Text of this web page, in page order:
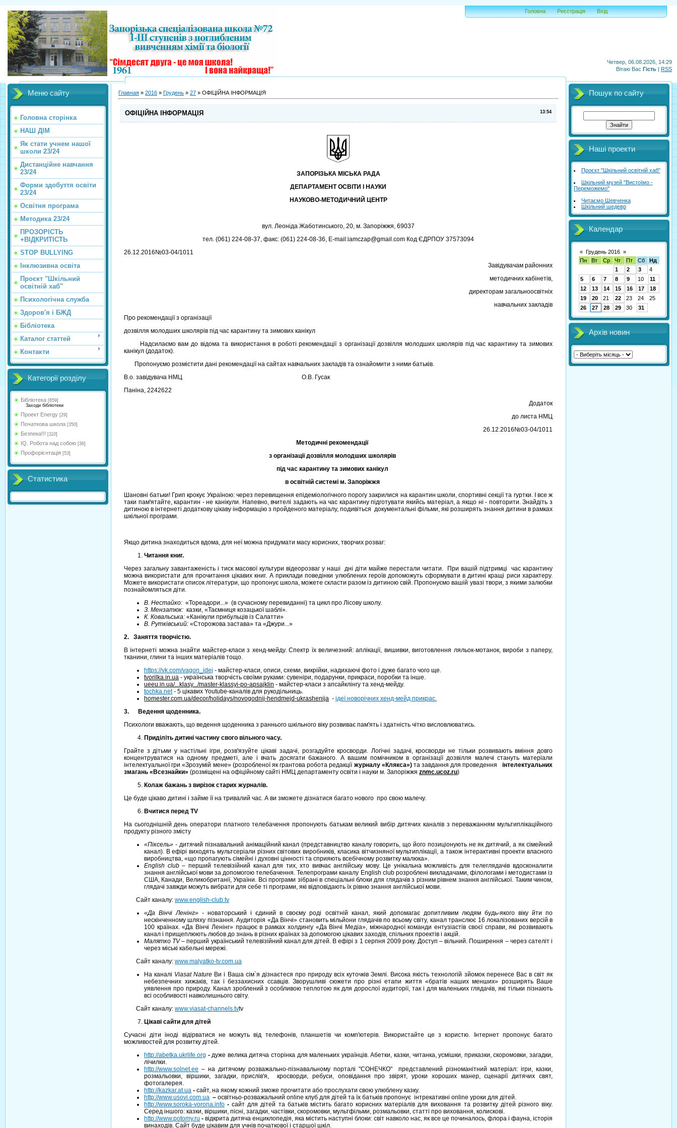
Четвер, 06.08.2026, 14:29
Вітаю Вас Гість | RSS
Головна Реєстрація Вхід
Меню сайту
Головна сторінка
НАШ ДІМ
Як стати учнем нашої
школи 23/24
Дистанційне навчання
23/24
Форми здобуття освіти
23/24
Освітня програма
Методика 23/24
ПРОЗОРІСТЬ
+ВІДКРИТІСТЬ
STOP BULLYING
Інклюзивна освіта
Проєкт "Шкільний
освітній хаб"
Психологічна служба
Здоров'я і БЖД
Бібліотека
Каталог статтей
Контакти
Категорії розділу
Бібліотека [659]
Заходи бібліотеки
Проект Energy [29]
Початкова школа [350]
Безпека!!! [110]
IQ. Робота над собою [36]
Профорієнтація [53]
Статистика
Главная » 2016 » Грудень » 27 » ОФІЦІЙНА ІНФОРМАЦІЯ
13:54
ОФІЦІЙНА ІНФОРМАЦІЯ
ЗАПОРІЗЬКА МІСЬКА РАДА
ДЕПАРТАМЕНТ ОСВІТИ І НАУКИ
НАУКОВО-МЕТОДИЧНИЙ ЦЕНТР
вул. Леоніда Жаботинського, 20, м. Запоріжжя, 69037
тел. (061) 224-08-37, факс: (061) 224-08-36, E-mail:iamczap@gmail.com Код ЄДРПОУ 37573094
26.12.2016№03-04/1011
Завідувачам районних
методичних кабінетів,
директорам загальноосвітніх
навчальних закладів
Про рекомендації з організації
дозвілля молодших школярів під час карантину та зимових канікул
Надсилаємо вам до відома та використання в роботі рекомендації з організації дозвілля молодших школярів під час карантину та зимових
канікул (додаток).
Пропонуємо розмістити дані рекомендації на сайтах навчальних закладів та ознайомити з ними батьків.
В.о. завідувача НМЦ О.В. Гусак
Паніна, 2242622
Додаток
до листа НМЦ
26.12.2016№03-04/1011
Методичні рекомендації
з організації дозвілля молодших школярів
під час карантину та зимових канікул
в освітній системі м. Запоріжжя
Шановні батьки! Грип крокує Україною: через перевищення епідеміологічного порогу закрилися на карантин школи, спортивні секції та гуртки. І все ж
таки памꞌятайте, карантин - не канікули. Напевно, вчителі задають на час карантину підготувати якийсь матеріал, а якщо ні - повторити. Знайдіть з
дитиною в інтернеті додаткову цікаву інформацію з пройденого матеріалу, подивіться документальні фільми, які розширять знання дитини в рамках
шкільної програми.
Якщо дитина знаходиться вдома, для неї можна придумати масу корисних, творчих розваг:
Читання книг.
Через загальну завантаженість і тиск масової культури відеорозваг у наші дні діти майже перестали читати. При вашій підтримці час карантину
можна використати для прочитання цікавих книг. А приклади поведінки улюблених героїв допоможуть сформувати в дитині кращі риси характеру.
Можете використати список літератури, що пропонує школа, можете скласти разом із дитиною свій. Пропонуємо вашій увазі твори, з якими залюбки
познайомляться діти.
В. Нестайко: «Тореадори...» (в сучасному перевиданні) та цикл про Лісову школу.
З. Мензатюк: казки, «Таємниця козацької шаблі».
К. Ковальська: «Канікули прибульців із Салатти»
В. Рутківський: «Сторожова застава» та «Джури...»
2. Заняття творчістю.
В інтернеті можна знайти майстер-класи з хенд-мейду. Спектр їх величезний: аплікації, вишивки, виготовлення ляльок-мотанок, вироби з паперу,
тканини, глини та інших матеріалів тощо.
https://vk.com/vagon_idej - майстер-класи, описи, схеми, викрійки, надихаючі фото і дуже багато чого ще.
tvorilka.in.ua - українська творчість cвоїми руками: сувеніри, подарунки, прикраси, поробки та інше.
ueeu.in.ua/...klasy.../master-klassyi-po-apsajklin - майстер-класи з апсайклінгу та хенд-мейду.
tochka.net- 5 цікавих Youtube-каналів для рукодільниць.
homester.com.ua/decor/holidays/novogodnij-hendmejd-ukrashenija - ідеї новорічних хенд-мейд прикрас.
3. Ведення щоденника.
Психологи вважають, що ведення щоденника з раннього шкільного віку розвиває пам'ять і здатність чітко висловлюватись.
Приділіть дитині частину свого вільного часу.
Грайте з дітьми у настільні ігри, розвꞌязуйте цікаві задачі, розгадуйте кросворди. Логічні задачі, кросворди не тільки розвивають вміння довго
концентруватися на одному предметі, але і вчать досягати бажаного. А вашим помічником в організації дозвілля малечі стануть матеріали
інтелектуальної гри «Зрозумій мене» (розробленої як грантова робота редакції журналу «Клякса»)та завдання для проведенняінтелектуальних
змагань «Всезнайки» (розміщені на офіційному сайті НМЦ департаменту освіти і науки м. Запоріжжя znmc.ucoz.ru)
Колаж бажань з вирізок старих журналів.
Це буде цікаво дитині і займе її на тривалий час. А ви зможете дізнатися багато нового про свою малечу.
Вчитися перед TV
На сьогоднішній день оператори платного телебачення пропонують батькам великий вибір дитячих каналів з переважанням мультиплікаційного
продукту різного змісту
«Піксель» - дитячий пізнавальний анімаційний канал (представництво каналу говорить, що його позиціонують не як дитячий, а як сімейний
канал). В ефірі виходять мультсеріали різних світових виробників, класика вітчизняної мультиплікації, а також інтерактивні проекти власного
виробництва, «що пропагують сімейні і духовні цінності та сприяють всебічному розвитку малюка».
English club– перший телевізійний канал для тих, хто вивчає англійську мову. Це унікальна можливість для телеглядачів вдосконалити
знання англійської мови за допомогою телебачення. Телепрограми каналу English club розроблені викладачами, філологами і методистами із
США, Канади, Великобританії, України. Всі програми зібрані в спеціальні блоки для глядачів з різним рівнем знання англійської. Таким чином,
глядачі завжди можуть вибрати для себе ті програми, які відповідають їх рівню знання англійської мови.
Сайт каналу: www.english-club.tv
«Да Вінчі Ленінг» - новаторський і єдиний в своєму роді освітній канал, який допомагає допитливим людям будь-якого віку йти по
нескінченному шляху пізнання. Аудиторія «Да Вінчі» становить мільйони глядачів по всьому світу, канал транслює 16 локалізованих версій в
100 країнах. «Да Вінчі Ленінг» працює в рамках холдингу «Да Вінчі Медіа», міжнародної команди ентузіастів своєї справи, які розвивають
канал і прищеплюють любов до знань в різних країнах за допомогою цікавих заходів, спільних проектів і акцій.
Малятко TV– перший український телевізійний канал для дітей. В ефірі з 1 серпня 2009 року. Доступ – вільний. Поширення – через сателіт і
через міські кабельні мережі.
Сайт каналу: www.malyatko-tv.com.ua
На каналі Viasat Nature Ви і Ваша сім`я дізнаєтеся про природу всіх куточків Землі. Висока якість технологій зйомок перенесе Вас в світ як
небезпечних хижаків, так і беззахисних ссавців. Зворушливі сюжети про різні етапи життя «братів наших менших» розширять Ваше
уявлення про природу. Канал зроблений з особливою теплотою як для дорослої аудиторії, так і для маленьких глядачів, які тільки пізнають
всі особливості навколишнього світу.
Сайт каналу: www.viasat-channels.tvtv
Цікаві сайти для дітей
Сучасні діти іноді відірватися не можуть від телефонів, планшетів чи комп'ютерів. Використайте це з користю. Інтернет пропонує багато
можливостей для розвитку дітей.
http://abetka.ukrlife.org -дуже велика дитяча сторінка для маленьких українців. Абетки, казки, читанка, усмішки, приказки, скоромовки, загадки,
лічилки.
http://www.solnet.ee – на дитячому розважально-пізнавальному порталі "СОНЕЧКО" представлений різноманітний матеріал: ігри, казки,
розмальовки, віршики, загадки, прислів'я, кросворди, ребуси, оповідання про звірят, уроки хороших манер, сценарії дитячих свят,
фотогалерея.
http://kazkar.at.ua - сайт, на якому кожний зможе прочитати або прослухати свою улюблену казку.
http://www.usovi.com.ua – освітньо-розважальний online клуб для дітей та їх батьків пропонує інтрекативні online уроки для дітей.
http://www.soroka-vorona.info -сайт для дітей та батьків містить багато корисних матеріалів для виховання та розвитку дітей різного віку.
Серед іншого: казки, віршики, пісні, загадки, частівки, скоромовки, мультфільми, розмальовки, статті про виховання, колискові.
http://www.potomy.ru - відкрита дитяча енциклопедія, яка містить наступні блоки: світ навколо нас, як все це починалось, флора і фауна, історія
винаходів. Сайт буде цікавим для учнів початкової і старшої шкіл.
Пошук по сайту
Наші проекти
Проєкт "Шкільний освітній хаб"
Шкільний музей "Вистоїмо -
Переможемо"
Читаємо Шевченка
Шкільний шедевр
Календар
« Грудень 2016 »
Пн
Вт Ср Чт Пт Сб
Нд
1
2 3
4
5
6 7 8 9 10
11
12
13 14 15 16 17
18
19
20 21 22 23 24
25
26
27 28 29 30 31
Архів новин